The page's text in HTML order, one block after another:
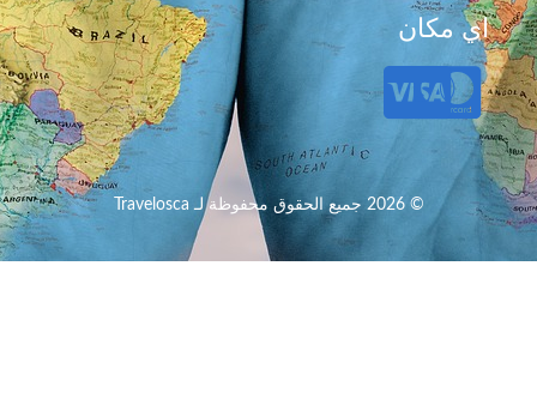
اي مكان
© 2026 جميع الحقوق محفوظة لـ Travelosca